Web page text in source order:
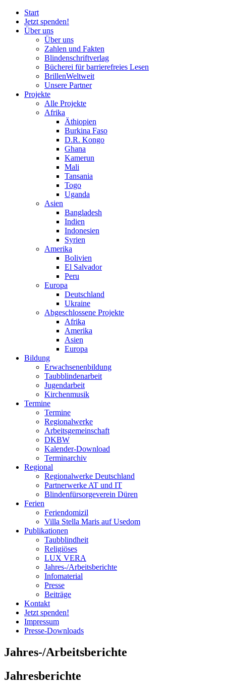
Start
Jetzt spenden!
Über uns
Über uns
Zahlen und Fakten
Blindenschriftverlag
Bücherei fürbarrierefreies Lesen
BrillenWeltweit
Unsere Partner
Projekte
Alle Projekte
Afrika
Äthiopien
Burkina Faso
D.R. Kongo
Ghana
Kamerun
Mali
Tansania
Togo
Uganda
Asien
Bangladesh
Indien
Indonesien
Syrien
Amerika
Bolivien
El Salvador
Peru
Europa
Deutschland
Ukraine
Abgeschlossene Projekte
Afrika
Amerika
Asien
Europa
Bildung
Erwachsenenbildung
Taubblindenarbeit
Jugendarbeit
Kirchenmusik
Termine
Termine
Regionalwerke
Arbeitsgemeinschaft
DKBW
Kalender-Download
Terminarchiv
Regional
Regionalwerke Deutschland
Partnerwerke AT und IT
Blindenfürsorgeverein Düren
Ferien
Feriendomizil
Villa Stella Maris auf Usedom
Publikationen
Taubblindheit
Religiöses
LUX VERA
Jahres-/​Arbeitsberichte
Infomaterial
Presse
Beiträge
Kontakt
Jetzt spenden!
Impressum
Presse-Downloads
Jahres-/​Arbeitsberichte
Jahresberichte